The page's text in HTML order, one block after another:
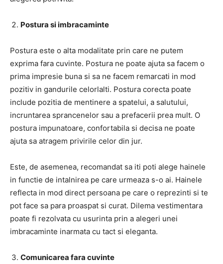
Postura si imbracaminte
Postura este o alta modalitate prin care ne putem
exprima fara cuvinte. Postura ne poate ajuta sa facem o
prima impresie buna si sa ne facem remarcati in mod
pozitiv in gandurile celorlalti. Postura corecta poate
include pozitia de mentinere a spatelui, a salutului,
incruntarea sprancenelor sau a prefacerii prea mult. O
postura impunatoare, confortabila si decisa ne poate
ajuta sa atragem privirile celor din jur.
Este, de asemenea, recomandat sa iti poti alege hainele
in functie de intalnirea pe care urmeaza s-o ai. Hainele
reflecta in mod direct persoana pe care o reprezinti si te
pot face sa para proaspat si curat. Dilema vestimentara
poate fi rezolvata cu usurinta prin a alegeri unei
imbracaminte inarmata cu tact si eleganta.
Comunicarea fara cuvinte